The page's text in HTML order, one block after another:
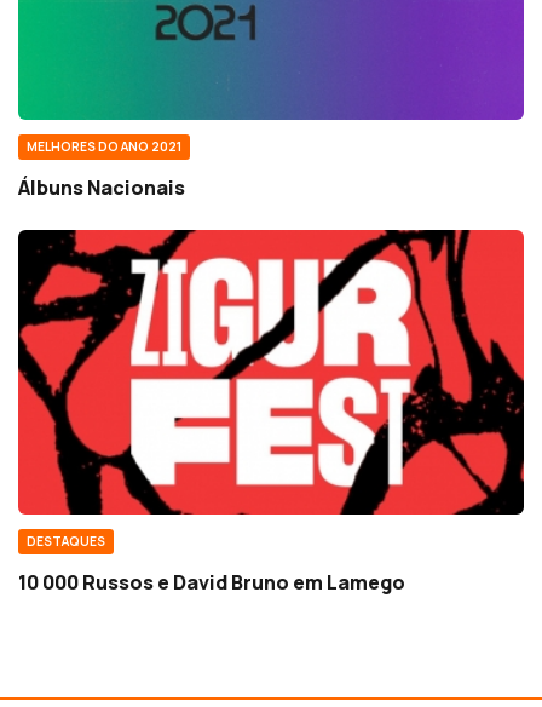
MELHORES DO ANO 2021
Álbuns Nacionais
DESTAQUES
10 000 Russos e David Bruno em Lamego